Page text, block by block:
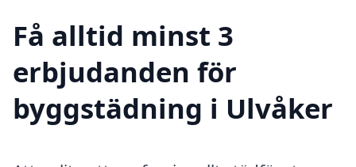
Få alltid minst 3
erbjudanden för
byggstädning i Ulvåker